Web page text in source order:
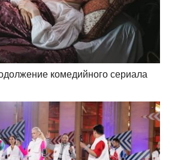
комедийного сериала